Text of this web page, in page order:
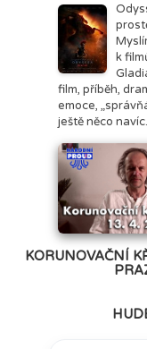
k
film, příběh,
emoce,
ještě něco navíc.
KORUNOVAČNÍ